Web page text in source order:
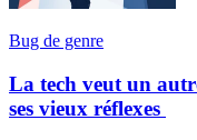
Bug de genre
La tech veut un
ses vieux réflexes